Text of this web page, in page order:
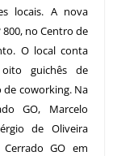
locais. A nova
no Centro de
O local conta
guichês de
de coworking. Na
GO, Marcelo
de Oliveira
GO em